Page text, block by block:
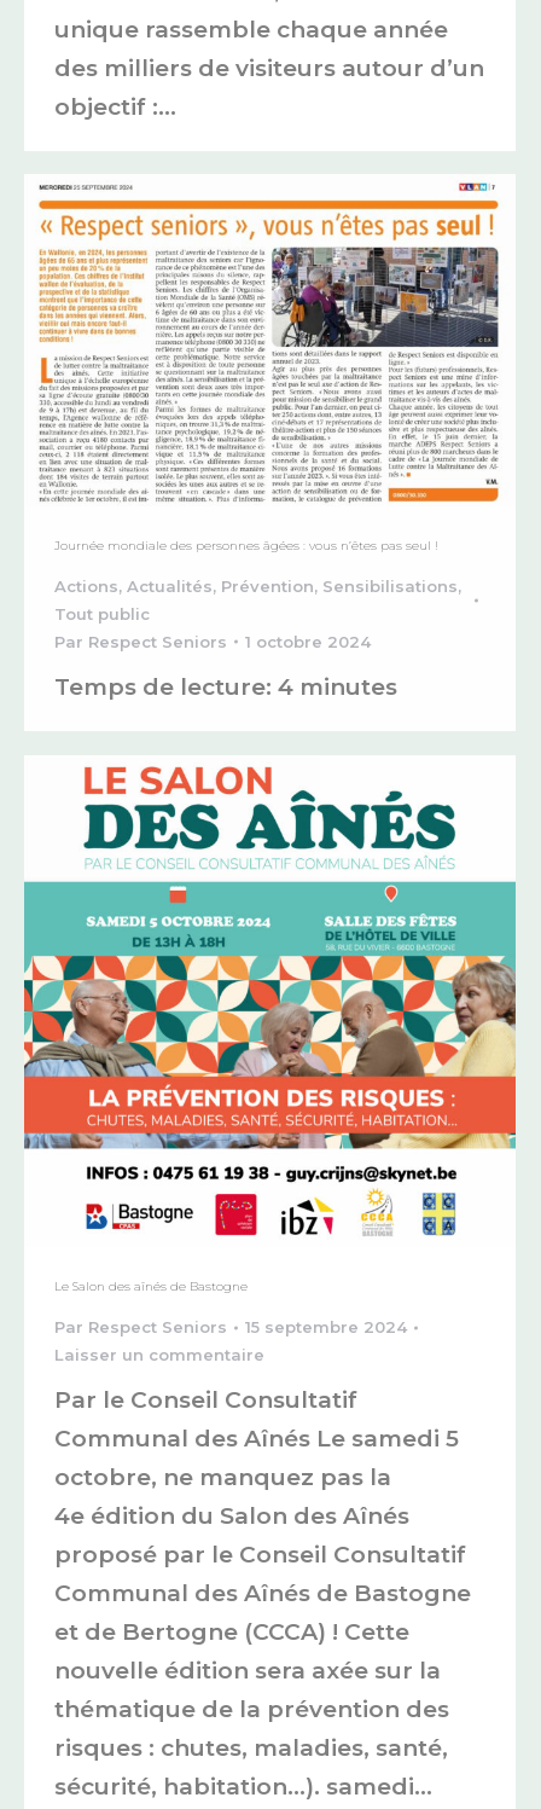
unique rassemble chaque année
des milliers de visiteurs autour d’un
objectif :…
Journée mondiale des personnes âgées : vous n’êtes pas seul !
Actions, Actualités, Prévention, Sensibilisations,
Tout public
Par Respect Seniors 1 octobre 2024
Temps de lecture: 4 minutes
Le Salon des aînés de Bastogne
Par Respect Seniors
15 septembre 2024
Laisser un commentaire
Par le Conseil Consultatif
Communal des Aînés Le samedi 5
octobre, ne manquez pas la
4e édition du Salon des Aînés
proposé par le Conseil Consultatif
Communal des Aînés de Bastogne
et de Bertogne (CCCA) ! Cette
nouvelle édition sera axée sur la
thématique de la prévention des
risques : chutes, maladies, santé,
sécurité, habitation…). samedi…